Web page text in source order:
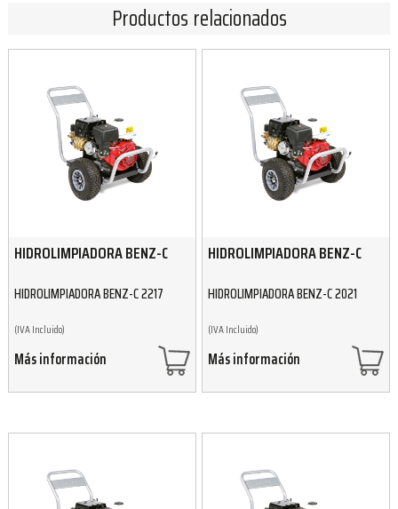
Productos relacionados
HIDROLIMPIADORA BENZ-C
HIDROLIMPIADORA BENZ-C 2217
(IVA Incluido)
Más información
HIDROLIMPIADORA BENZ-C
HIDROLIMPIADORA BENZ-C 2021
(IVA Incluido)
Más información